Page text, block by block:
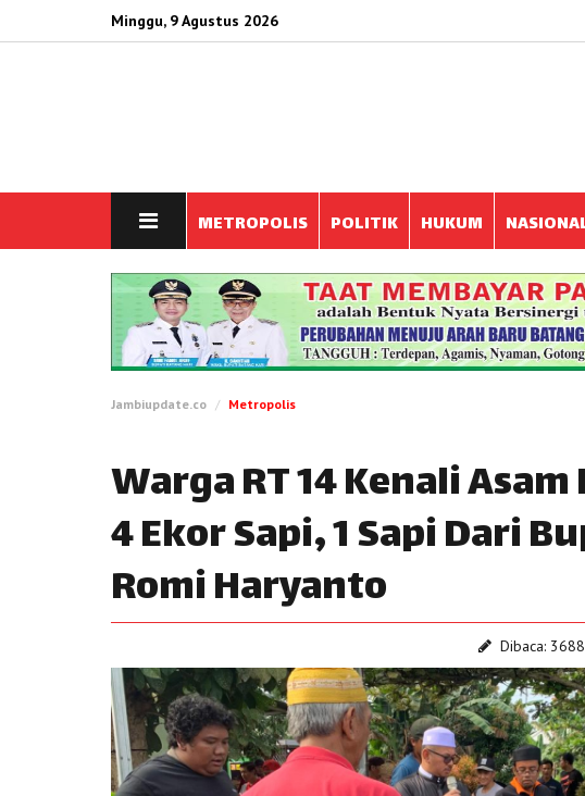
Minggu, 9 Agustus 2026
METROPOLIS POLITIK HUKUM
Jambiupdate.co Metropolis
Warga RT 14 Kenali
4 Ekor Sapi, 1 Sapi Dari
Romi Haryanto
Dibaca: